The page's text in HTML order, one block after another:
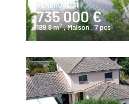
VENERQUE 31
735 000 €
189,8 m2 , Maison, 7 pcs